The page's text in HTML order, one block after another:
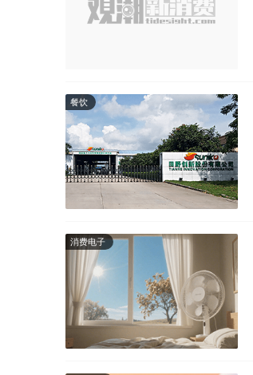
餐饮
消费电子